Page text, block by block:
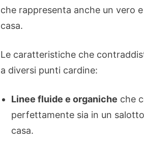
che rappresenta anche un vero
casa.
Le caratteristiche che
a diversi punti cardine:
Linee fluide e organiche che
perfettamente sia in un
casa.